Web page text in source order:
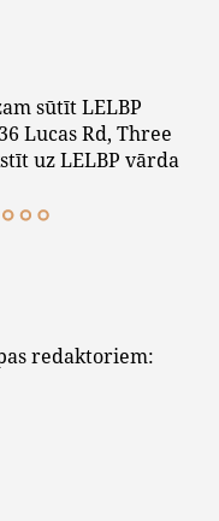
sūtīt LELBP
Lucas Rd, Three
uz LELBP vārda
redaktoriem: